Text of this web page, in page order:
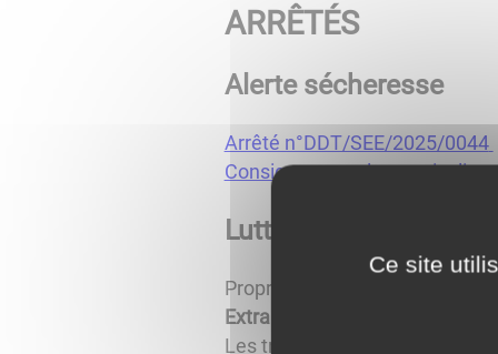
ARRÊTÉS
Alerte sécheresse
Arrêté n°DDT/SEE/2025/0044
Consignes pour les particuliers
Lutte contre les bruits
Propriétés privées
Extrait de l'arrêté préfectoral
Les travaux momentanés de
Ce site